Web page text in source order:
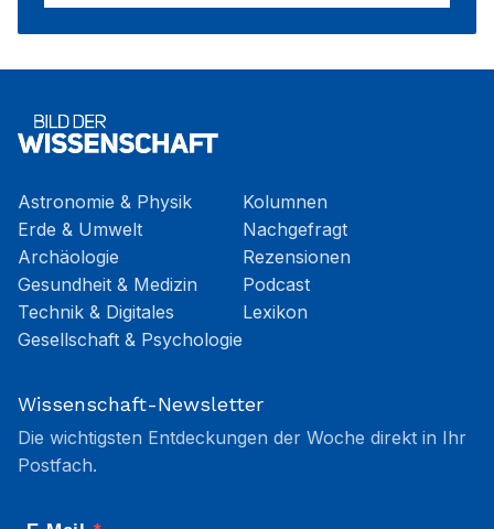
Astronomie & Physik
Erde & Umwelt
Archäologie
Gesundheit & Medizin
Technik & Digitales
Gesellschaft & Psychologie
Kolumnen
Nachgefragt
Rezensionen
Podcast
Lexikon
Wissenschaft-Newsletter
Die wichtigsten Entdeckungen der Woche direkt in Ihr
Postfach.